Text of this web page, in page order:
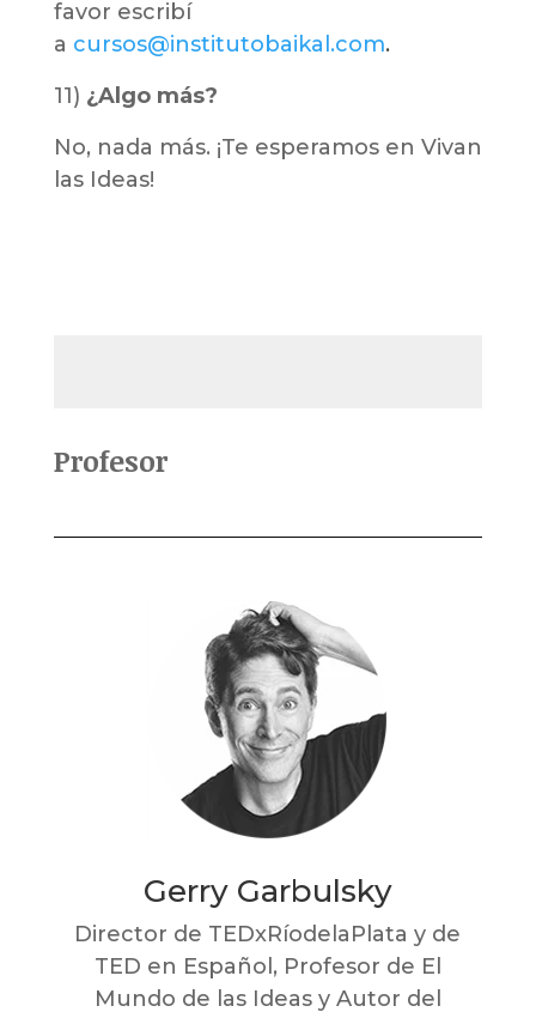
favor escribí
a cursos@institutobaikal.com.
11) ¿Algo más?
No, nada más. ¡Te esperamos en Vivan
las Ideas!
Profesor
Gerry Garbulsky
Director de TEDxRíodelaPlata y de
TED en Español, Profesor de El
Mundo de las Ideas y Autor del